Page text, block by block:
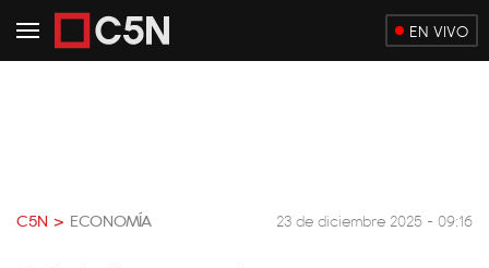
EN VIVO
C5N > ECONOMÍA 23 de diciembre 2025 - 09:16